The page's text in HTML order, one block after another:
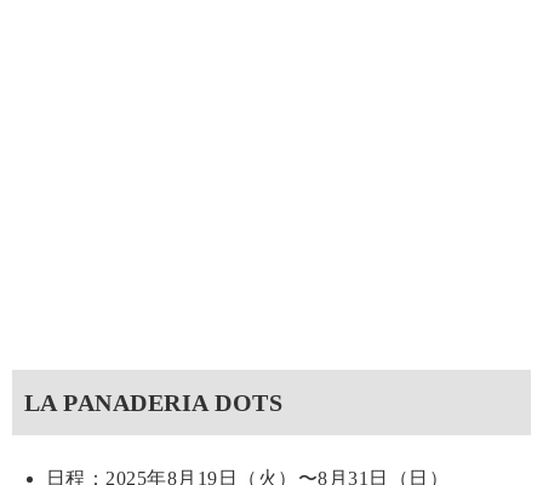
LA PANADERIA DOTS
日程：2025年8月19日（火）〜8月31日（日）